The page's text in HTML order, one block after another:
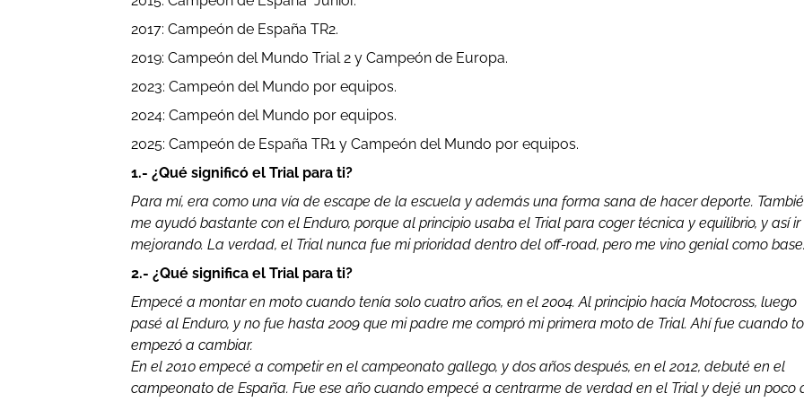
2017: Campeón de España TR2.
2019: Campeón del Mundo Trial 2 y Campeón de Europa.
2023: Campeón del Mundo por equipos.
2024: Campeón del Mundo por equipos.
2025: Campeón de España TR1 y Campeón del Mundo por equipos.
1.- ¿Qué significó el Trial para ti?
Para mí, era como una vía de escape de la escuela y además una forma sana de hacer deporte.
me ayudó bastante con el Enduro, porque al principio usaba el Trial para coger técnica y equilibrio, y así ir
mejorando. La verdad, el Trial nunca fue mi prioridad dentro del off-road, pero me vino genial como base.
2.- ¿Qué significa el Trial para ti?
Empecé a montar en moto cuando tenía solo cuatro años, en el 2004. Al principio hacía Motocross, luego
pasé al Enduro, y no fue hasta 2009 que mi padre me compró mi primera moto de Trial. Ahí fue cuando
empezó a cambiar.
En el 2010 empecé a competir en el campeonato gallego, y dos años después, en el 2012, debuté en el
campeonato de España. Fue ese año cuando empecé a centrarme de verdad en el Trial y dejé un poco